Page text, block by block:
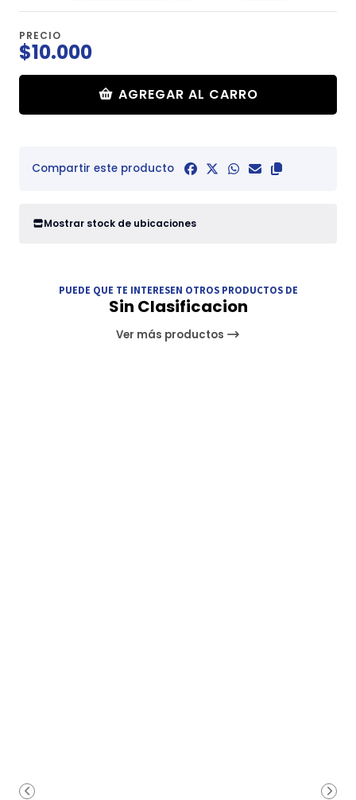
PRECIO
$10.000
AGREGAR AL CARRO
Compartir este producto
Mostrar stock de ubicaciones
PUEDE QUE TE INTERESEN OTROS PRODUCTOS DE
Sin Clasificacion
Ver más productos